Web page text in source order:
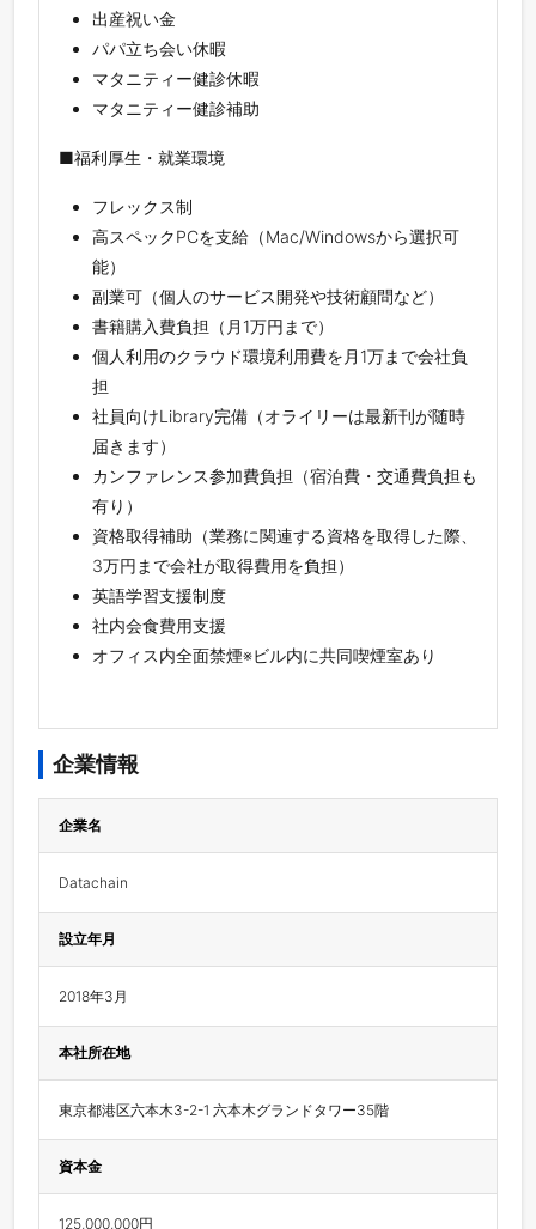
出産祝い金
パパ立ち会い休暇
マタニティー健診休暇
マタニティー健診補助
■福利厚生・就業環境
フレックス制
高スペックPCを支給（Mac/Windowsから選択可
能）
副業可（個人のサービス開発や技術顧問など）
書籍購入費負担（月1万円まで）
個人利用のクラウド環境利用費を月1万まで会社負
担
社員向けLibrary完備（オライリーは最新刊が随時
届きます）
カンファレンス参加費負担（宿泊費・交通費負担も
有り）
資格取得補助（業務に関連する資格を取得した際、
3万円まで会社が取得費用を負担）
英語学習支援制度
社内会食費用支援
オフィス内全面禁煙※ビル内に共同喫煙室あり
企業情報
企業名
Datachain
設立年月
2018年3月
本社所在地
東京都港区六本木3-2-1 六本木グランドタワー35階
資本金
125,000,000円